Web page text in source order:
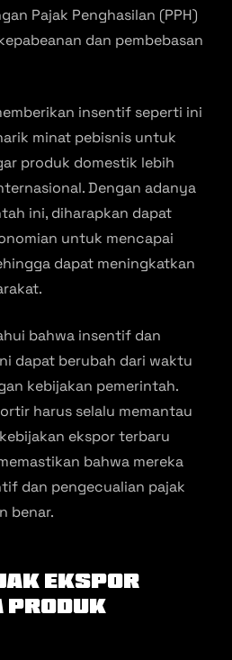
Pajak Penghasilan (PPH)
dan pembebasan
insentif seperti ini
minat pebisnis untuk
produk domestik lebih
Dengan adanya
ini, diharapkan dapat
untuk mencapai
dapat meningkatkan
bahwa insentif dan
dapat berubah dari waktu
kebijakan pemerintah.
harus selalu memantau
ekspor terbaru
bahwa mereka
dan pengecualian pajak
benar.
Ekspor
Produk